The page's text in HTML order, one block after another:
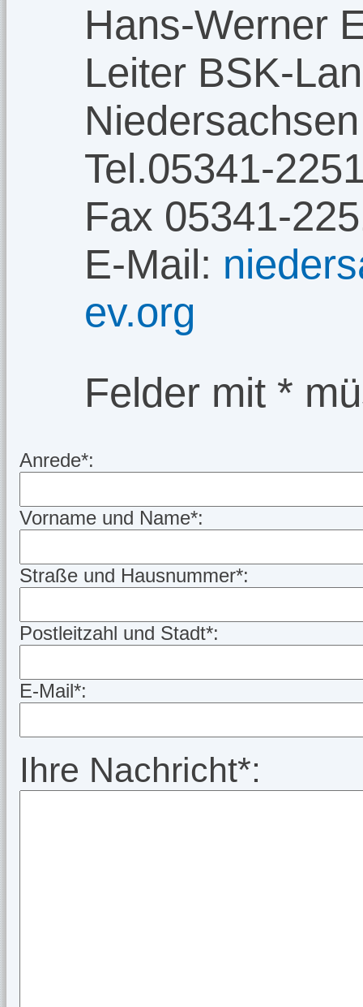
Hans-Werner
Leiter BSK-
Niedersachsen
Tel.05341-
Fax 05341-
E-Mail:
ev.org
Felder mit *
Anrede*:
Vorname und Name*:
Straße und Hausnummer*:
Postleitzahl und Stadt*:
E-Mail*:
Ihre Nachricht*: